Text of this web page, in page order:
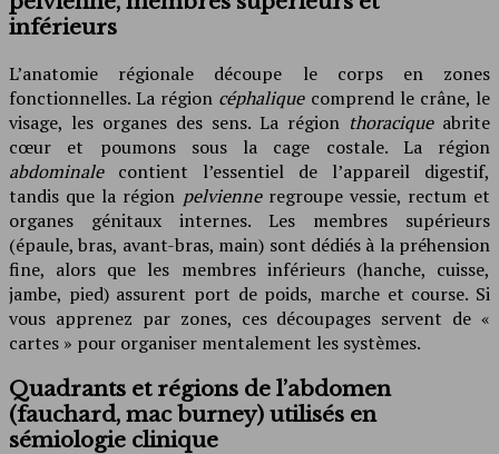
inférieurs
L’anatomie régionale découpe le corps en zones
fonctionnelles. La région céphaliquecomprend le crâne, le
visage, les organes des sens. La région thoraciqueabrite
cœur et poumons sous la cage costale. La région
abdominalecontient l’essentiel de l’appareil digestif,
tandis que la région pelvienneregroupe vessie, rectum et
organes génitaux internes. Les membres supérieurs
(épaule, bras, avant-bras, main) sont dédiés à la préhension
fine, alors que les membres inférieurs (hanche, cuisse,
jambe, pied) assurent port de poids, marche et course. Si
vous apprenez par zones, ces découpages servent de «
cartes » pour organiser mentalement les systèmes.
Quadrants et régions de l’abdomen
(fauchard, mac burney) utilisés en
sémiologie clinique